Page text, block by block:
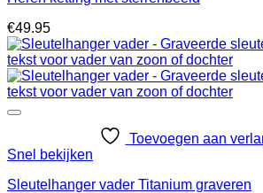
€49.95
Toevoegen aan
Snel bekijken
Sleutelhanger vader Titanium graveren